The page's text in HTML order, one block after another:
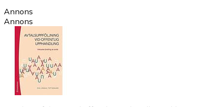
Annons
Annons